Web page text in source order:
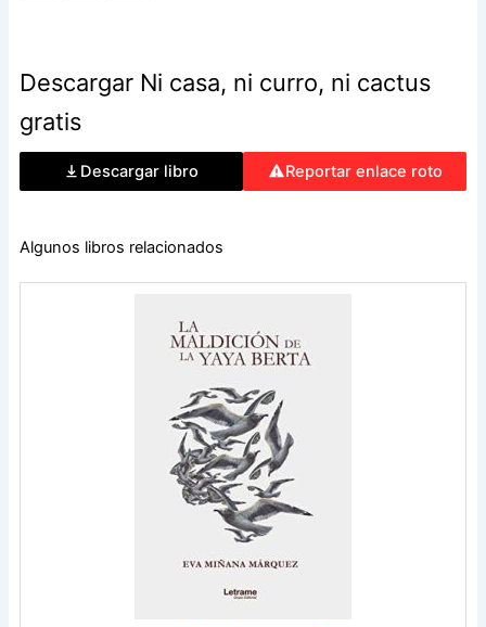
Descargar Ni casa, ni curro, ni cactus
gratis
Descargar libro Reportar enlace roto
Algunos libros relacionados